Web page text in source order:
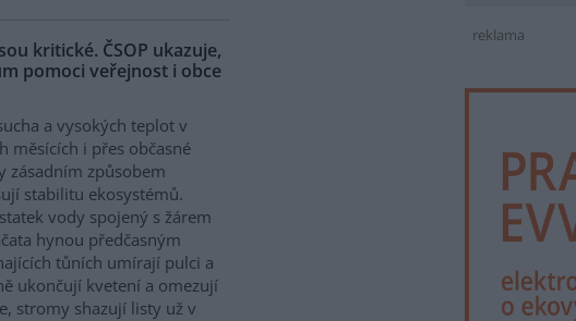
kritické. ČSOP ukazuje,
pomoci veřejnost i obce
a vysokých teplot v
měsících i přes občasné
zásadním způsobem
stabilitu ekosystémů.
vody spojený s žárem
hynou předčasným
tůních umírají pulci a
ukončují kvetení a omezují
stromy shazují listy už v
reklama